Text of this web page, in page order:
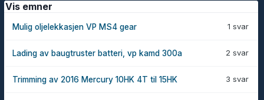
Vis emner
1 svar
Mulig oljelekkasjen VP MS4 gear
2 svar
Lading av baugtruster batteri, vp kamd 300a
3 svar
Trimming av 2016 Mercury 10HK 4T til 15HK